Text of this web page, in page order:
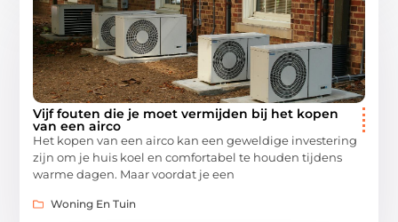
Vijf fouten die je moet vermijden bij het kopen
van een airco
Het kopen van een airco kan een geweldige investering
zijn om je huis koel en comfortabel te houden tijdens
warme dagen. Maar voordat je een
Woning En Tuin